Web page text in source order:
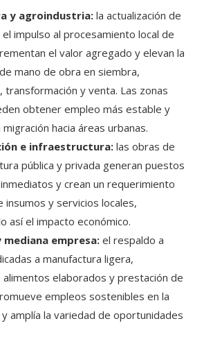
y agroindustria: la actualización de
impulso al procesamiento local de
el valor agregado y elevan la
mano de obra en siembra,
y venta. Las zonas
obtener empleo más estable y
hacia áreas urbanas.
e infraestructura: las obras de
pública y privada generan puestos
y crean un requerimiento
insumos y servicios locales,
así el impacto económico.
mediana empresa: el respaldo a
a manufactura ligera,
alimentos elaborados y prestación de
empleos sostenibles en la
amplía la variedad de oportunidades